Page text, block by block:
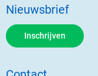
Nieuwsbrief
Inschrijven